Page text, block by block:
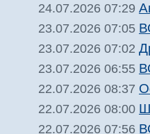
24.07.2026 07:29
23.07.2026 07:05
23.07.2026 07:02
23.07.2026 06:55
22.07.2026 08:37
22.07.2026 08:00
22.07.2026 07:56